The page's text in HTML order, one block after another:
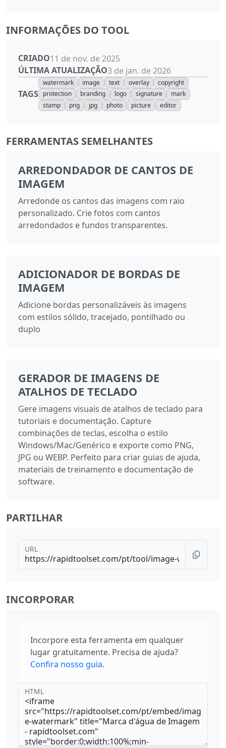
INFORMAÇÕES DO TOOL
CRIADO11 de nov. de 2025
ÚLTIMA ATUALIZAÇÃO3 de jan. de 2026
TAGS
watermark image text overlay
copyright
protection
branding logo signature
mark
stamp
png jpg photo picture editor
FERRAMENTAS SEMELHANTES
ARREDONDADOR DE CANTOS DE
IMAGEM
Arredonde os cantos das imagens com raio
personalizado. Crie fotos com cantos
arredondados e fundos transparentes.
ADICIONADOR DE BORDAS DE
IMAGEM
Adicione bordas personalizáveis às imagens
com estilos sólido, tracejado, pontilhado ou
duplo
GERADOR DE IMAGENS DE
ATALHOS DE TECLADO
Gere imagens visuais de atalhos de teclado para
tutoriais e documentação. Capture
combinações de teclas, escolha o estilo
Windows/Mac/Genérico e exporte como PNG,
JPG ou WEBP. Perfeito para criar guias de ajuda,
materiais de treinamento e documentação de
software.
PARTILHAR
URL
INCORPORAR
Incorpore esta ferramenta em qualquer
lugar gratuitamente. Precisa de ajuda?
Confira nosso guia.
HTML